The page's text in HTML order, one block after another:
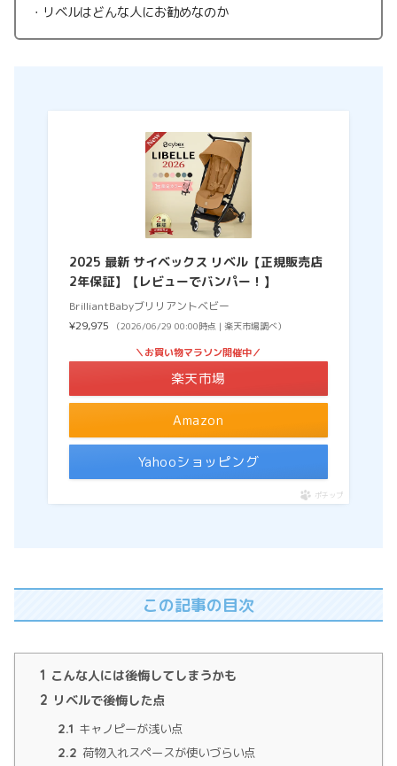
・リベルはどんな人にお勧めなのか
2025 最新 サイベックス リベル【正規販売店
2年保証】【レビューでバンパー！】
BrilliantBabyブリリアントベビー
¥29,975
（2026/06/29 00:00時点 | 楽天市場調べ）
Amazon
＼お買い物マラソン開催中／
楽天市場
Yahooショッピング
ポチップ
この記事の目次
1 こんな人には後悔してしまうかも
2 リベルで後悔した点
2.1 キャノピーが浅い点
2.2 荷物入れスペースが使いづらい点